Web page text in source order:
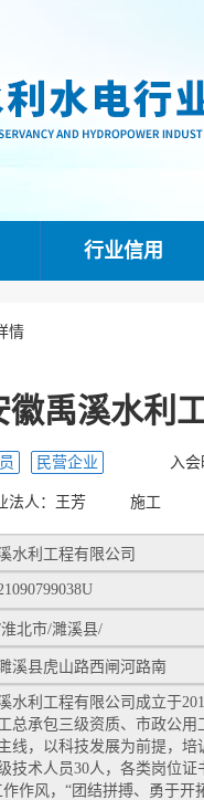
行业信用
情
徽禹溪水利
民营企业 入
法人： 王芳 施工
水利工程有限公司成立于
总承包三级资质、市政公
线，以科技发展为前提，
技术人员30人，各类岗位
作作风，“团结拼搏、勇于